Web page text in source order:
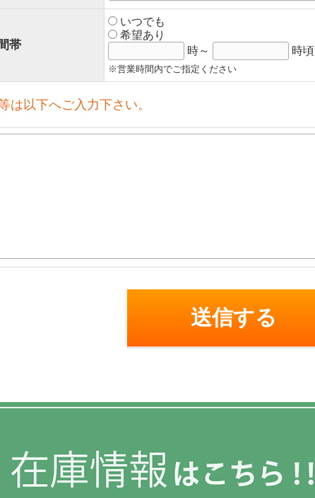
帯
いつでも
希望あり
時～
時頃
※営業時間内でご指定ください
は以下へご入力下さい。